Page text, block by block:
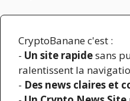
CryptoBanane c'est :
- Un site rapidesans
ralentissent la
- Des news claires et